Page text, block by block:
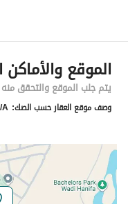
رقم المبنى
الرقم الاضافي
خط العرض
خط الطول
الموقع والأماكن
يتم جلب الموقع والتحقق
وصف موقع العقار حسب الصك: